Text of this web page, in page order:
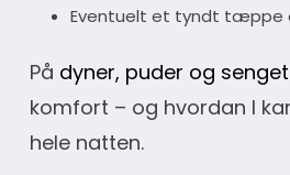
Eventuelt et tyndt tæppe
På dyner, puder og
komfort – og hvordan I
hele natten.